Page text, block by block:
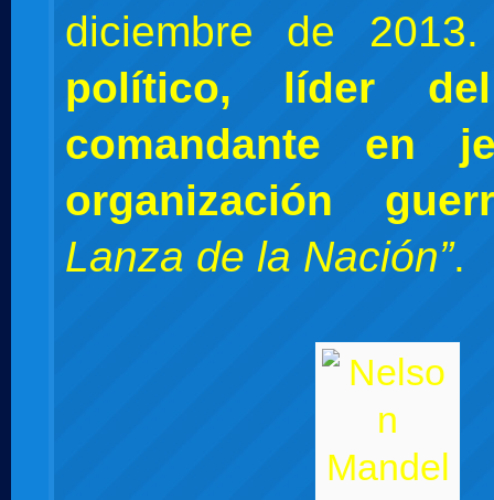
diciembre de
político, líder
comandante en
organización
Lanza de la Nación”.